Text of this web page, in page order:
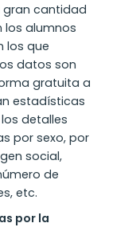
gran cantidad
alumnos
los que
datos son
gratuita a
estadísticas
detalles
por sexo, por
social,
de
etc.
por la